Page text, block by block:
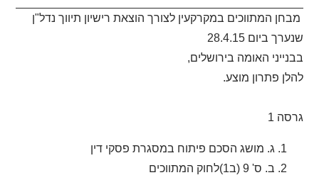
מבחן המתווכים במקרקעין לצורך הוצאת רישיון תיווך נדל"ן
שנערך ביום 28.4.15
בבנייני האומה בירושלים,
להלן פתרון מוצע.
גרסה 1
ג. מושג הסכם פיתוח במסגרת פסקי דין
ב. ס' 9 (ב1)לחוק המתווכים